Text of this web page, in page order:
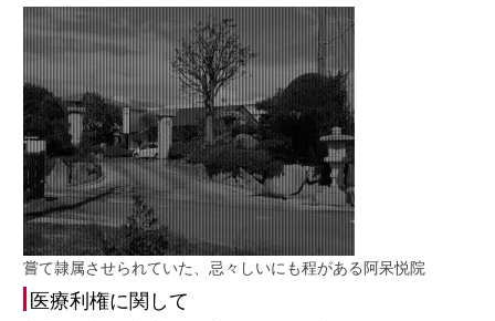
嘗て隷属させられていた、忌々しいにも程がある阿呆悦院
医療利権に関して